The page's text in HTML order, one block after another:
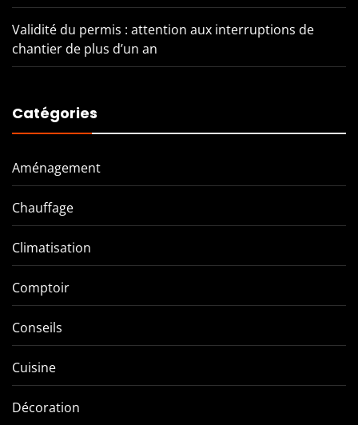
Validité du permis : attention aux interruptions de
chantier de plus d’un an
Catégories
Aménagement
Chauffage
Climatisation
Comptoir
Conseils
Cuisine
Décoration